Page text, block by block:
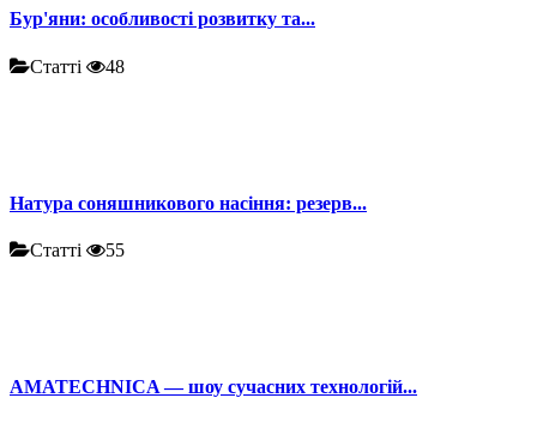
Бур'яни: особливості розвитку та...
Статті 48
Натура соняшникового насіння: резерв...
Статті 55
AMATECHNICA — шоу сучасних технологій...